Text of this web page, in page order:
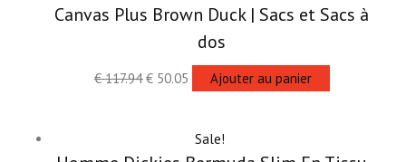
Canvas Plus Brown Duck | Sacs et Sacs à
dos
€117.94 €50.05 Ajouter au panier
Sale!